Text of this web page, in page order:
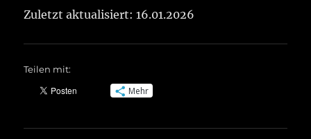
Zuletzt aktualisiert: 16.01.2026
Teilen mit:
Mehr